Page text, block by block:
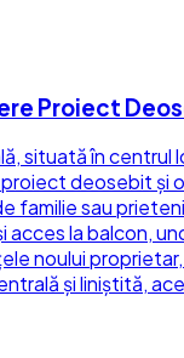
Proiect
situată în centrul
deosebit și
sau
la balcon,
noului
și liniștită,